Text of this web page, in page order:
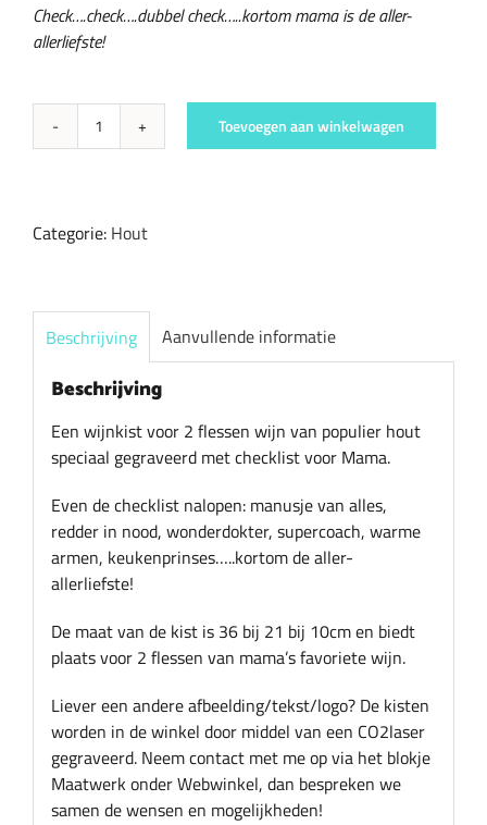
Check….check….dubbel check…..kortom mama is de aller-
allerliefste!
Wijnkist
wijn
checklist
mama
aantal
Toevoegen aan winkelwagen
Categorie: Hout
Beschrijving Aanvullende informatie
Beschrijving
Een wijnkist voor 2 flessen wijn van populier hout
speciaal gegraveerd met checklist voor Mama.
Even de checklist nalopen: manusje van alles,
redder in nood, wonderdokter, supercoach, warme
armen, keukenprinses…..kortom de aller-
allerliefste!
De maat van de kist is 36 bij 21 bij 10cm en biedt
plaats voor 2 flessen van mama’s favoriete wijn.
Liever een andere afbeelding/tekst/logo? De kisten
worden in de winkel door middel van een CO2laser
gegraveerd. Neem contact met me op via het blokje
Maatwerk onder Webwinkel, dan bespreken we
samen de wensen en mogelijkheden!